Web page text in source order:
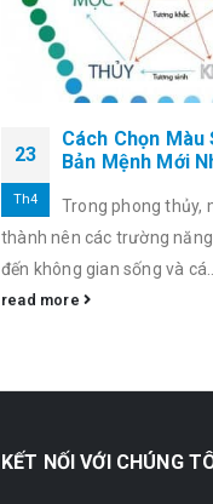
23
Th4
Cách Chọn Màu
Bản Mệnh Mới
Trong phong thủy,
thành nên các trường
đến không gian sống và
read more
KẾT NỐI VỚI CHÚNG